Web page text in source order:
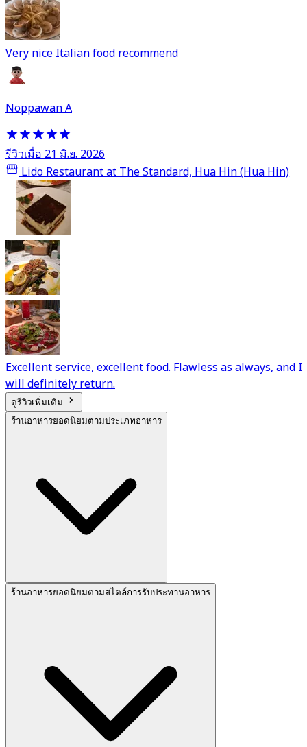
Very nice Italian food recommend
Noppawan A
รีวิวเมื่อ 21 มิ.ย. 2026
Lido Restaurant at The Standard, Hua Hin (Hua Hin)
Excellent service, excellent food. Flawless as always, and I
will definitely return.
ดูรีวิวเพิ่มเติม
ร้านอาหารยอดนิยมตามประเภทอาหาร
ร้านอาหารยอดนิยมตามสไตล์การรับประทานอาหาร